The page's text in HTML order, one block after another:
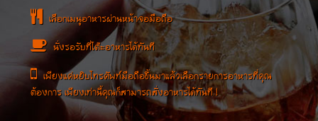
เลือกเมนูอาหารผ่านหน้าจอมือถือ
นั่งรอรับที่โต๊ะอาหารได้ทันที
เพียงแค่หยิบโทรศัพท์มือถือขึ้นมาแล้วเลือกรายการอาหารที่คุณ
ต้องการ เพียงเท่านี้คุณก็สามารถสั่งอาหารได้ทันที !